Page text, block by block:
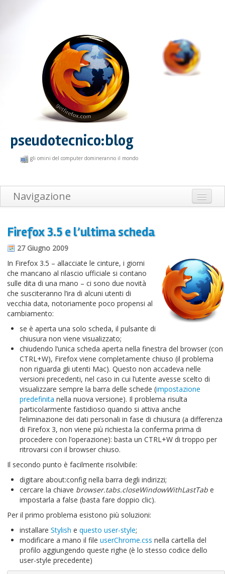
pseudotecnico:blog
gli omini del computer domineranno il mondo
Navigazione
Informazioni sul blog
Contatti
Varie
Cookie
Firefox 3.5 e l’ultima scheda
27 Giugno 2009
In Firefox 3.5 – allacciate le cinture, i giorni
che mancano al rilascio ufficiale si contano
sulle dita di una mano – ci sono due novità
che susciteranno l’ira di alcuni utenti di
vecchia data, notoriamente poco propensi al
cambiamento:
se è aperta una solo scheda, il pulsante di
chiusura non viene visualizzato;
chiudendo l’unica scheda aperta nella finestra del browser (con
CTRL+W), Firefox viene completamente chiuso (il problema
non riguarda gli utenti Mac). Questo non accadeva nelle
versioni precedenti, nel caso in cui l’utente avesse scelto di
visualizzare sempre la barra delle schede (impostazione
predefinita nella nuova versione). Il problema risulta
particolarmente fastidioso quando si attiva anche
l’eliminazione dei dati personali in fase di chiusura (a differenza
di Firefox 3, non viene più richiesta la conferma prima di
procedere con l’operazione): basta un CTRL+W di troppo per
ritrovarsi con il browser chiuso.
Il secondo punto è facilmente risolvibile:
digitare about:config nella barra degli indirizzi;
cercare la chiave browser.tabs.closeWindowWithLastTab e
impostarla a false (basta fare doppio clic).
Per il primo problema esistono più soluzioni:
installare Stylish e questo user-style;
modificare a mano il file userChrome.css nella cartella del
profilo aggiungendo queste righe (è lo stesso codice dello
user-style precedente)